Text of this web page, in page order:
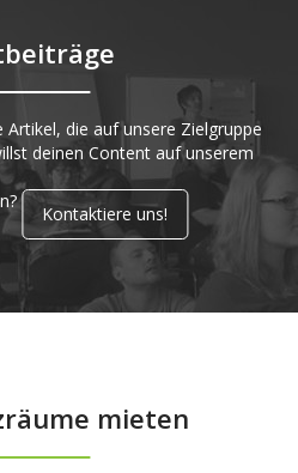
die auf unsere Zielgruppe
deinen Content auf unserem
Kontaktiere uns!
mieten